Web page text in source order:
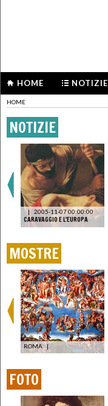
HOME NOTIZIE
HOME
NOTIZIE
| 2005-11-07 00:00:00
CARAVAGGIO E L'EUROPA
MOSTRE
ROMA |
FOTO